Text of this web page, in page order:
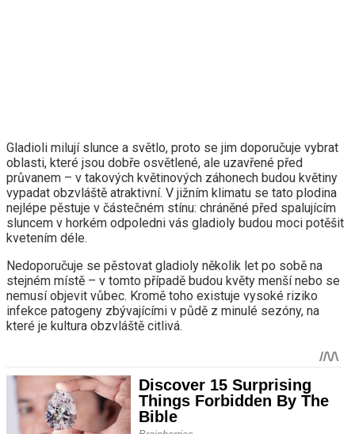
Gladioli milují slunce a světlo, proto se jim doporučuje vybrat
oblasti, které jsou dobře osvětlené, ale uzavřené před
průvanem – v takových květinových záhonech budou květiny
vypadat obzvláště atraktivní. V jižním klimatu se tato plodina
nejlépe pěstuje v částečném stínu: chráněné před spalujícím
sluncem v horkém odpoledni vás gladioly budou moci potěšit
kvetením déle.
Nedoporučuje se pěstovat gladioly několik let po sobě na
stejném místě – v tomto případě budou květy menší nebo se
nemusí objevit vůbec. Kromě toho existuje vysoké riziko
infekce patogeny zbývajícími v půdě z minulé sezóny, na
které je kultura obzvláště citlivá.